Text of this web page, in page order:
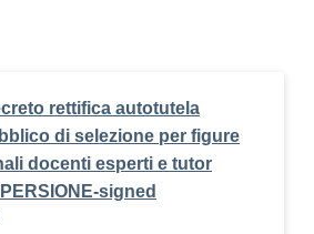
rettifica autotutela
di selezione per figure
docenti esperti e tutor
signed